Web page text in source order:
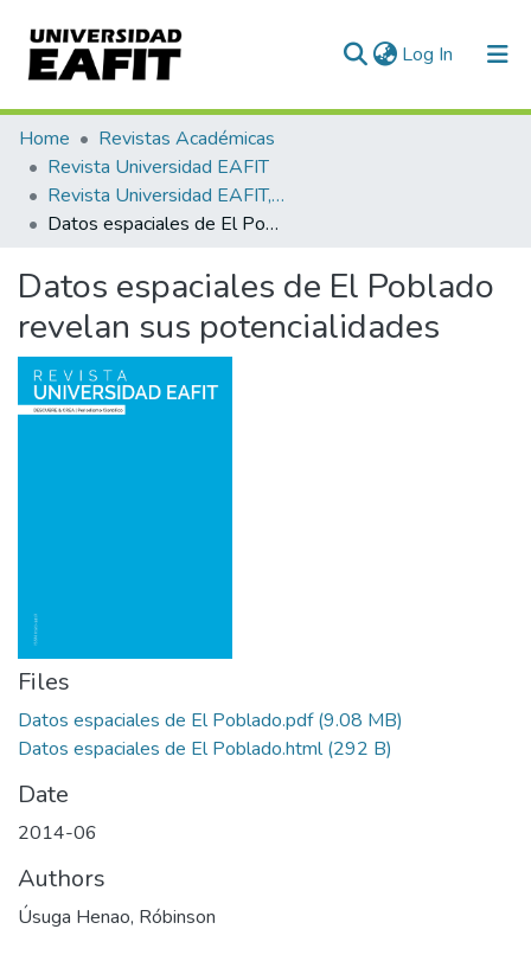
Log In (current)
Communities & Collections
All of DSpace
Statistics
Home
Revistas Académicas
Revista Universidad EAFIT
Revista Universidad EAFIT, Vol. 49, Núm. 164 (2014)
Datos espaciales de El Poblado revelan sus potencialidades
Datos espaciales de El Poblado
revelan sus potencialidades
Files
Datos espaciales de El Poblado.pdf(9.08 MB)
Datos espaciales de El Poblado.html(292 B)
Date
2014-06
Authors
Úsuga Henao, Róbinson